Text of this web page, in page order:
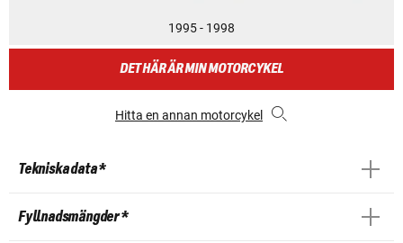
1995 - 1998
DET HÄR ÄR MIN MOTORCYKEL
Hitta en annan motorcykel
Tekniska data *
Fyllnadsmängder *